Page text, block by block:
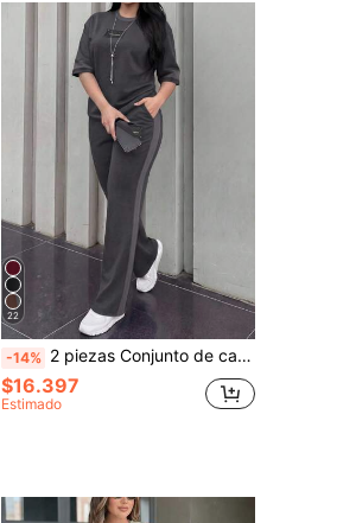
22
-14% 2 piezas Conjunto de camiseta de manga corta de cuello redondo y pantalones sueltos de cintura elástica para mujer, para uso diario casual y elegante en primavera/otoño
$16.397
Estimado